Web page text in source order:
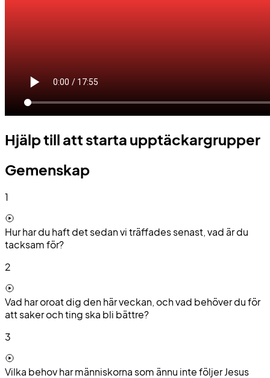
Hjälp till att starta upptäckargrupper
Gemenskap
1
Hur har du haft det sedan vi träffades senast, vad är du
tacksam för?
2
Vad har oroat dig den här veckan, och vad behöver du för
att saker och ting ska bli bättre?
3
Vilka behov har människorna som ännu inte följer Jesus